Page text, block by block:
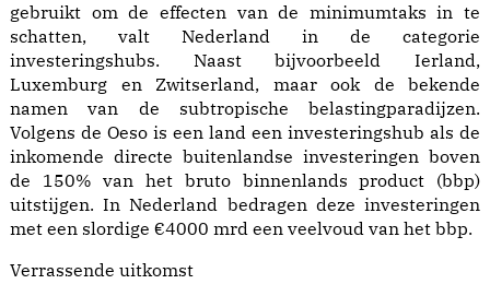
gebruikt om de effecten van de minimumtaks in te
schatten, valt Nederland in de categorie
investeringshubs. Naast bijvoorbeeld Ierland,
Luxemburg en Zwitserland, maar ook de bekende
namen van de subtropische belastingparadijzen.
Volgens de Oeso is een land een investeringshub als de
inkomende directe buitenlandse investeringen boven
de 150% van het bruto binnenlands product (bbp)
uitstijgen. In Nederland bedragen deze investeringen
met een slordige €4000 mrd een veelvoud van het bbp.
Verrassende uitkomst